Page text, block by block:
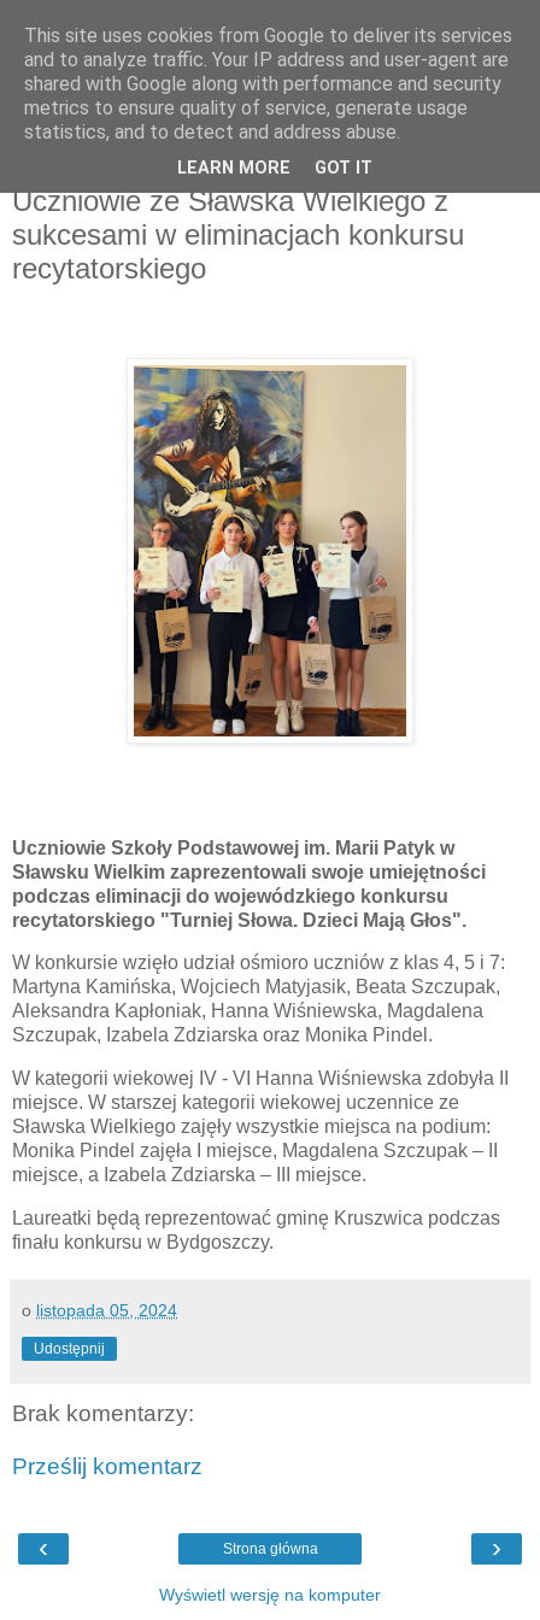
wtorek, 5 listopada 2024
Uczniowie ze Sławska Wielkiego z
sukcesami w eliminacjach konkursu
recytatorskiego
Uczniowie Szkoły Podstawowej im. Marii Patyk w
Sławsku Wielkim zaprezentowali swoje umiejętności
podczas eliminacji do wojewódzkiego konkursu
recytatorskiego "Turniej Słowa. Dzieci Mają Głos".
W konkursie wzięło udział ośmioro uczniów z klas 4, 5 i 7:
Martyna Kamińska, Wojciech Matyjasik, Beata Szczupak,
Aleksandra Kapłoniak, Hanna Wiśniewska, Magdalena
Szczupak, Izabela Zdziarska oraz Monika Pindel.
W kategorii wiekowej IV - VI Hanna Wiśniewska zdobyła II
miejsce. W starszej kategorii wiekowej uczennice ze
Sławska Wielkiego zajęły wszystkie miejsca na podium:
Monika Pindel zajęła I miejsce, Magdalena Szczupak – II
miejsce, a Izabela Zdziarska – III miejsce.
Laureatki będą reprezentować gminę Kruszwica podczas
finału konkursu w Bydgoszczy.
o listopada 05, 2024
Udostępnij
Brak komentarzy:
Prześlij komentarz
‹ ›
Strona główna
Wyświetl wersję na komputer
This site uses cookies from Google to deliver its services
and to analyze traffic. Your IP address and user-agent are
shared with Google along with performance and security
metrics to ensure quality of service, generate usage
statistics, and to detect and address abuse.
LEARN MORE GOT IT